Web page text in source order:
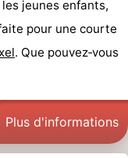
jeunes enfants,
pour une courte
. Que pouvez‑vous
Plus d'informations